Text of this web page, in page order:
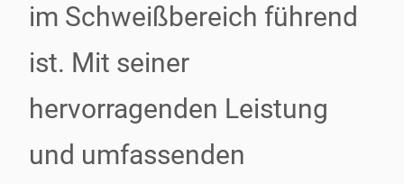
im Schweißbereich führend
ist. Mit seiner
hervorragenden Leistung
und umfassenden